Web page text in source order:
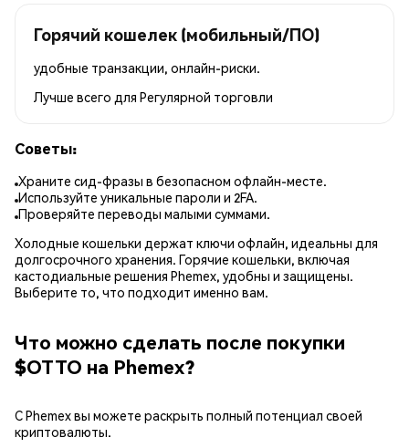
Горячий кошелек (мобильный/ПО)
удобные транзакции, онлайн-риски.
Лучше всего для Регулярной торговли
Советы:
Храните сид-фразы в безопасном офлайн-месте.
Используйте уникальные пароли и 2FA.
Проверяйте переводы малыми суммами.
Холодные кошельки держат ключи офлайн, идеальны для
долгосрочного хранения. Горячие кошельки, включая
кастодиальные решения Phemex, удобны и защищены.
Выберите то, что подходит именно вам.
Что можно сделать после покупки
$OTTO на Phemex?
С Phemex вы можете раскрыть полный потенциал своей
криптовалюты.